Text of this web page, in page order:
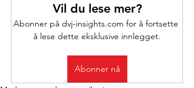
Vil du lese mer?
Abonner på dvj-insights.com for å fortsette
å lese dette eksklusive innlegget.
Abonner nå